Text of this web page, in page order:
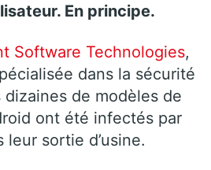
En principe.
Software Technologies,
dans la sécurité
de modèles de
ont été infectés par
leur sortie d’usine.